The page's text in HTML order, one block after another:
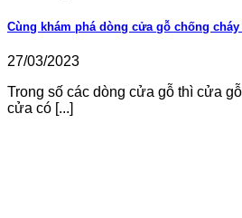
Cùng khám phá dòng cửa gỗ chống
27/03/2023
Trong số các dòng cửa gỗ thì cửa
cửa có [...]